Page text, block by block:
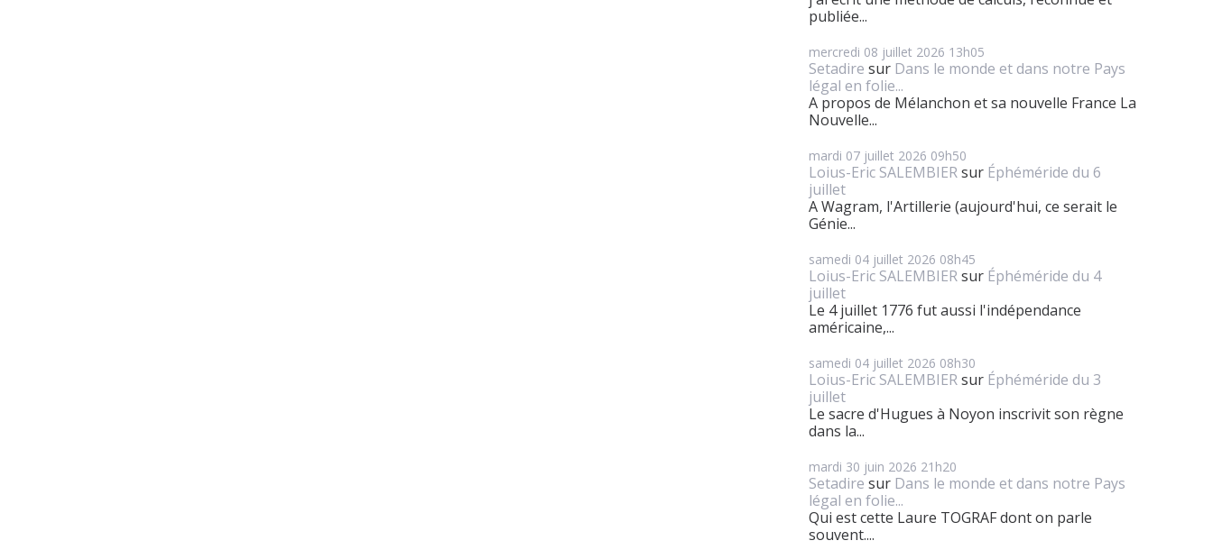
publiée...
mercredi 08 juillet 2026 13h05
Setadire sur Dans le monde et dans notre Pays
légal en folie...
A propos de Mélanchon et sa nouvelle France La
Nouvelle...
mardi 07 juillet 2026 09h50
Loius-Eric SALEMBIERsur Éphéméride du 6
juillet
A Wagram, l'Artillerie (aujourd'hui, ce serait le
Génie...
samedi 04 juillet 2026 08h45
Loius-Eric SALEMBIERsur Éphéméride du 4
juillet
Le 4 juillet 1776 fut aussi l'indépendance
américaine,...
samedi 04 juillet 2026 08h30
Loius-Eric SALEMBIERsur Éphéméride du 3
juillet
Le sacre d'Hugues à Noyon inscrivit son règne
dans la...
mardi 30 juin 2026 21h20
Setadire sur Dans le monde et dans notre Pays
légal en folie...
Qui est cette Laure TOGRAF dont on parle
souvent....